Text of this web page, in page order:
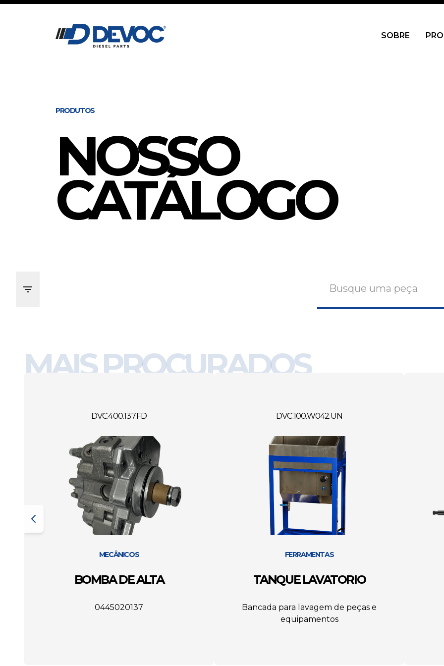
SOBRE
PRODUTOS
NOSSO
CATÁLOGO
MAIS PROCURADOS
DVC.400.137.FD
MECÂNICOS
BOMBA DE ALTA
0445020137
DVC.100.W042.UN
FERRAMENTAS
TANQUE LAVATORIO
Bancada para lavagem de peças e
equipamentos